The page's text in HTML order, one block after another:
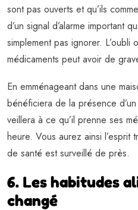
sont pas ouverts et qu’ils
d’un signal d’alarme important
simplement pas ignorer.
médicaments peut avoir de
En emménageant dans une
bénéficiera de la présence
veillera à ce qu’il prenne ses
heure. Vous aurez ainsi l’esprit
de santé est surveillé de près.
6. Les habitudes
changé